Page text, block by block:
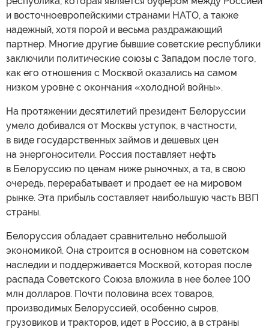
и восточноевропейскими странами НАТО, а также
надежный, хотя порой и весьма раздражающий
партнер. Многие другие бывшие советские республики
заключили политические союзы с Западом после того,
как его отношения с Москвой оказались на самом
низком уровне с окончания «холодной войны».
На протяжении десятилетий президент Белоруссии
умело добивался от Москвы уступок, в частности,
в виде государственных займов и дешевых цен
на энергоносители. Россия поставляет нефть
в Белоруссию по ценам ниже рыночных, а та, в свою
очередь, перерабатывает и продает ее на мировом
рынке. Эта прибыль составляет наибольшую часть ВВП
страны.
Белоруссия обладает сравнительно небольшой
экономикой. Она строится в основном на советском
наследии и поддерживается Москвой, которая после
распада Советского Союза вложила в нее более 100
млн долларов. Почти половина всех товаров,
производимых Белоруссией, особенно сыров,
грузовиков и тракторов, идет в Россию, а в страны